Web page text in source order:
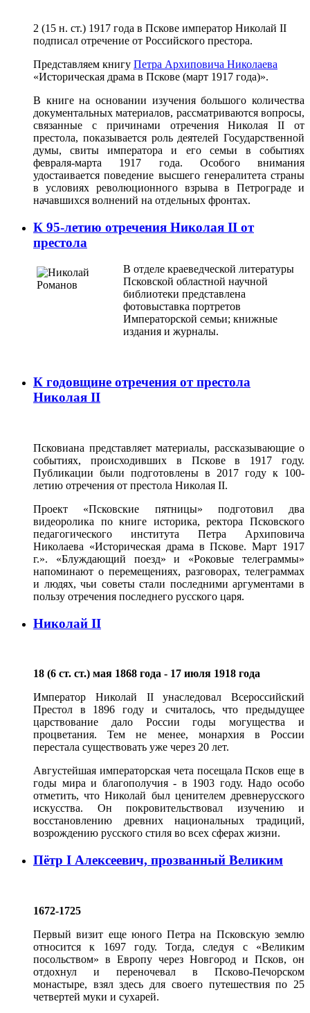
2 (15 н. ст.) 1917 года в Пскове император Николай II
подписал отречение от Российского престора.
Представляем книгу Петра Архиповича Николаева
«Историческая драма в Пскове (март 1917 года)».
В книге на основании изучения большого количества
документальных материалов, рассматриваются вопросы,
связанные с причинами отречения Николая II от
престола, показывается роль деятелей Государственной
думы, свиты императора и его семьи в событиях
февраля-марта 1917 года. Особого внимания
удостаивается поведение высшего генералитета страны
в условиях революционного взрыва в Петрограде и
начавшихся волнений на отдельных фронтах.
К 95-летию отречения Николая II от
престола
В отделе краеведческой литературы
Псковской областной научной
библиотеки представлена
фотовыставка портретов
Императорской семьи; книжные
издания и журналы.
К годовщине отречения от престола
Николая II
Псковиана представляет материалы, рассказывающие о
событиях, происходивших в Пскове в 1917 году.
Публикации были подготовлены в 2017 году к 100-
летию отречения от престола Николая II.
Проект «Псковские пятницы» подготовил два
видеоролика по книге историка, ректора Псковского
педагогического института Петра Архиповича
Николаева «Историческая драма в Пскове. Март 1917
г.». «Блуждающий поезд» и «Роковые телеграммы»
напоминают о перемещениях, разговорах, телеграммах
и людях, чьи советы стали последними аргументами в
пользу отречения последнего русского царя.
Николай II
18 (6 ст. ст.) мая 1868 года - 17 июля 1918 года
Император Николай II унаследовал Всероссийский
Престол в 1896 году и считалось, что предыдущее
царствование дало России годы могущества и
процветания. Тем не менее, монархия в России
перестала существовать уже через 20 лет.
Августейшая императорская чета посещала Псков еще в
годы мира и благополучия - в 1903 году. Надо особо
отметить, что Николай был ценителем древнерусского
искусства. Он покровительствовал изучению и
восстановлению древних национальных традиций,
возрождению русского стиля во всех сферах жизни.
Пётр I Алексеевич, прозванный Великим
1672-1725
Первый визит еще юного Петра на Псковскую землю
относится к 1697 году. Тогда, следуя с «Великим
посольством» в Европу через Новгород и Псков, он
отдохнул и переночевал в Псково-Печорском
монастыре, взял здесь для своего путешествия по 25
четвертей муки и сухарей.